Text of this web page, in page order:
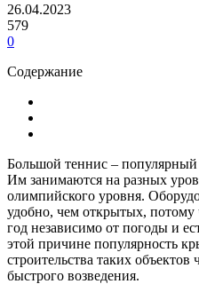
26.04.2023
579
0
Содержание
Большой теннис –
Им занимаются на разных
олимпийского уровня.
удобно, чем открытых, потому
год независимо от погоды и
этой причине популярность
строительства таких
быстрого возведения.